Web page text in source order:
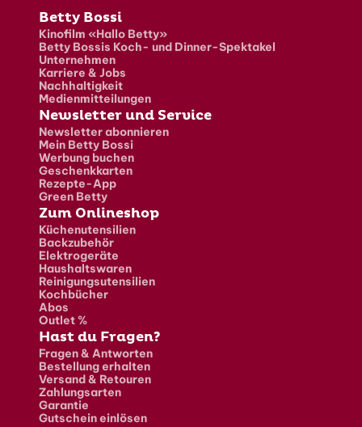
Fusszeile
Betty Bossi
Kinofilm «Hallo Betty»
Betty Bossis Koch- und Dinner-Spektakel
Unternehmen
Karriere & Jobs
Nachhaltigkeit
Medienmitteilungen
Newsletter und Service
Newsletter abonnieren
Mein Betty Bossi
Werbung buchen
Geschenkkarten
Rezepte-App
Green Betty
Zum Onlineshop
Küchenutensilien
Backzubehör
Elektrogeräte
Haushaltswaren
Reinigungsutensilien
Kochbücher
Abos
Outlet %
Hast du Fragen?
Fragen & Antworten
Bestellung erhalten
Versand & Retouren
Zahlungsarten
Garantie
Gutschein einlösen